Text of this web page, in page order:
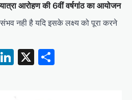
आरोहण की 6वीं वर्षगांठ का आयोजन
नही है यदि इसके लक्ष्य को पूरा करने
LinkedIn
X